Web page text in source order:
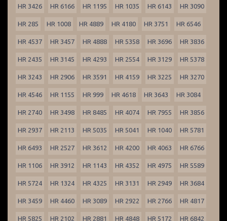
HR 3426 HR 6166 HR 1195 HR 1035 HR 6143 HR 3090
HR 285 HR 1008 HR 4889 HR 4180 HR 3751 HR 6546
HR 4537 HR 3457 HR 4888 HR 5358 HR 3696 HR 3836
HR 2435 HR 3145 HR 4293 HR 2554 HR 3129 HR 5378
HR 3243 HR 2906 HR 3591 HR 4159 HR 3225 HR 3270
HR 4546 HR 1155 HR 999 HR 4618 HR 3643 HR 3084
HR 2740 HR 3498 HR 8485 HR 4074 HR 7955 HR 3856
HR 2937 HR 2113 HR 5035 HR 5041 HR 1040 HR 5781
HR 6493 HR 2527 HR 3612 HR 4200 HR 4063 HR 6766
HR 1106 HR 3912 HR 1143 HR 4352 HR 4975 HR 5589
HR 5724 HR 1324 HR 4325 HR 3131 HR 2949 HR 3684
HR 3459 HR 4460 HR 3089 HR 2922 HR 2766 HR 4817
HR 5825 HR 2102 HR 2881 HR 4848 HR 5172 HR 6842